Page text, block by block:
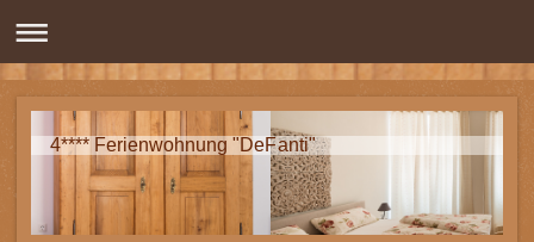
4**** Ferienwohnung "DeFanti"